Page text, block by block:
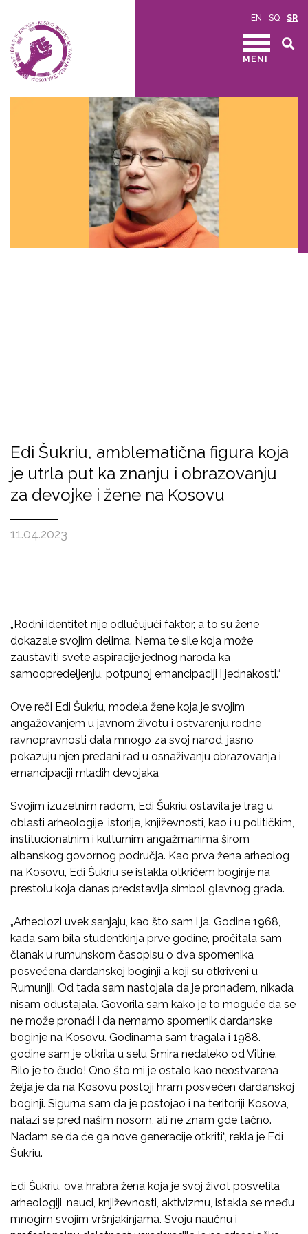
EN SQ SR
MENI
Edi Šukriu, amblematična figura koja
je utrla put ka znanju i obrazovanju
za devojke i žene na Kosovu
11.04.2023
„Rodni identitet nije odlučujući faktor, a to su žene
dokazale svojim delima. Nema te sile koja može
zaustaviti svete aspiracije jednog naroda ka
samoopredeljenju, potpunoj emancipaciji i jednakosti.“
Ove reči Edi Šukriu, modela žene koja je svojim
angažovanjem u javnom životu i ostvarenju rodne
ravnopravnosti dala mnogo za svoj narod, jasno
pokazuju njen predani rad u osnaživanju obrazovanja i
emancipaciji mladih devojaka
Svojim izuzetnim radom, Edi Šukriu ostavila je trag u
oblasti arheologije, istorije, književnosti, kao i u političkim,
institucionalnim i kulturnim angažmanima širom
albanskog govornog područja. Kao prva žena arheolog
na Kosovu, Edi Šukriu se istakla otkrićem boginje na
prestolu koja danas predstavlja simbol glavnog grada.
„Arheolozi uvek sanjaju, kao što sam i ja. Godine 1968,
kada sam bila studentkinja prve godine, pročitala sam
članak u rumunskom časopisu o dva spomenika
posvećena dardanskoj boginji a koji su otkriveni u
Rumuniji. Od tada sam nastojala da je pronađem, nikada
nisam odustajala. Govorila sam kako je to moguće da se
ne može pronaći i da nemamo spomenik dardanske
boginje na Kosovu. Godinama sam tragala i 1988.
godine sam je otkrila u selu Smira nedaleko od Vitine.
Bilo je to čudo! Ono što mi je ostalo kao neostvarena
želja je da na Kosovu postoji hram posvećen dardanskoj
boginji. Sigurna sam da je postojao i na teritoriji Kosova,
nalazi se pred našim nosom, ali ne znam gde tačno.
Nadam se da će ga nove generacije otkriti“, rekla je Edi
Šukriu.
Edi Šukriu, ova hrabra žena koja je svoj život posvetila
arheologiji, nauci, književnosti, aktivizmu, istakla se među
mnogim svojim vršnjakinjama. Svoju naučnu i